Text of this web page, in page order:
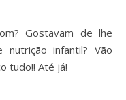
nutrição infantil? Vão
tudo!! Até já!